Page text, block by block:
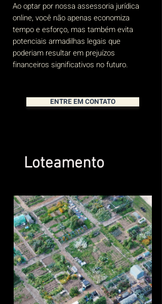
Ao optar por nossa assessoria jurídica
online, você não apenas economiza
tempo e esforço, mas também evita
potenciais armadilhas legais que
poderiam resultar em prejuízos
financeiros significativos no futuro.
ENTRE EM CONTATO
Loteamento